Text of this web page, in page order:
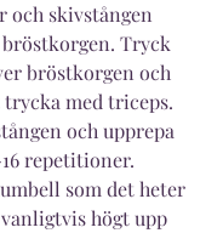
och skivstången
Tryck
bröstkorgen och
med triceps.
och upprepa
repetitioner.
som det heter
högt upp